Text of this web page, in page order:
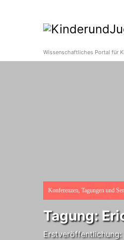
Wissenschaftliches Portal für
Konferenzen, Tagungen und
Tagung: